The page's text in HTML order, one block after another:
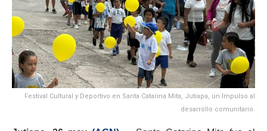
Festival Cultural y Deportivo en Santa Catarina Mita, Jutiapa, un Impulso al
desarrollo comunitario.